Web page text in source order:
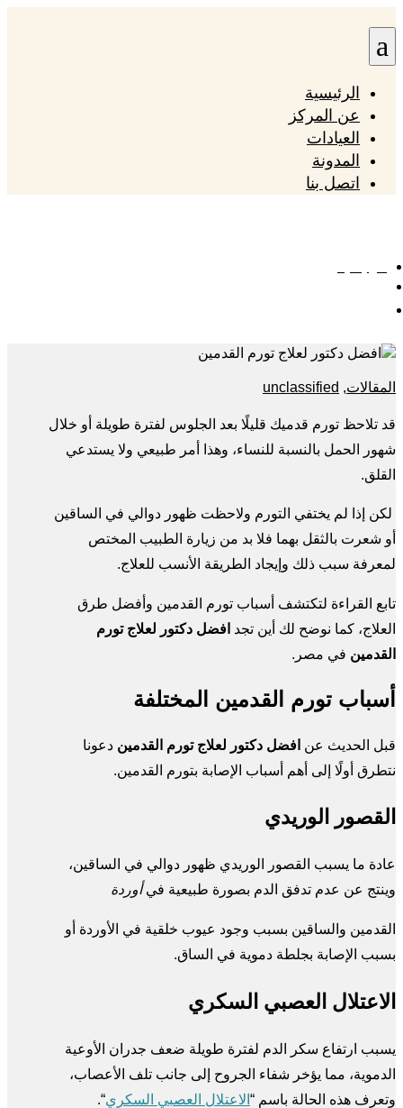
a
الرئيسية
عن المركز
العيادات
المدونة
اتصل بنا
المقالات,
unclassified
قد تلاحظ تورم قدميك قليلًا بعد الجلوس لفترة طويلة أو خلال
شهور الحمل بالنسبة للنساء، وهذا أمر طبيعي ولا يستدعي
القلق.
لكن إذا لم يختفي التورم ولاحظت ظهور دوالي في الساقين
أو شعرت بالثقل بهما فلا بد من زيارة الطبيب المختص
لمعرفة سبب ذلك وإيجاد الطريقة الأنسب للعلاج.
تابع القراءة لتكتشف أسباب تورم القدمين وأفضل طرق
العلاج، كما نوضح لك أين تجد افضل دكتور لعلاج تورم
القدمين في مصر.
أسباب تورم القدمين المختلفة
قبل الحديث عن افضل دكتور لعلاج تورم القدمين دعونا
نتطرق أولًا إلى أهم أسباب الإصابة بتورم القدمين.
القصور الوريدي
عادة ما يسبب القصور الوريدي ظهور دوالي في الساقين،
وينتج عن عدم تدفق الدم بصورة طبيعية فيأوردة
القدمين والساقين بسبب وجود عيوب خلقية في الأوردة أو
بسبب الإصابة بجلطة دموية في الساق.
الاعتلال العصبي السكري
يسبب ارتفاع سكر الدم لفترة طويلة ضعف جدران الأوعية
الدموية، مما يؤخر شفاء الجروح إلى جانب تلف الأعصاب،
وتعرف هذه الحالة باسم “ الاعتلال العصبي السكري“.